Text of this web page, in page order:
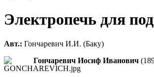
Электропечь для
Авт.: Гончаревич И.И. (Баку)
Гончаревич Иосиф Иванович